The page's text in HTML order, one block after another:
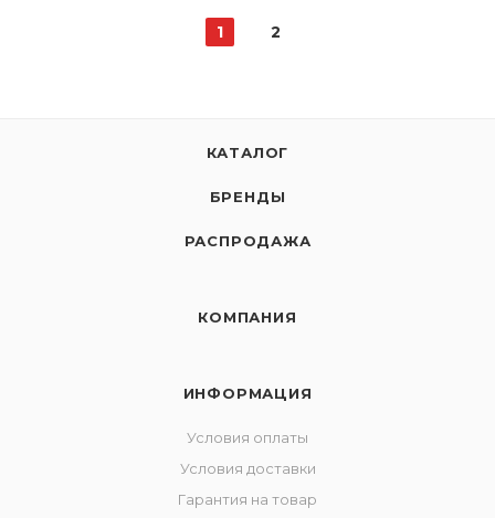
1 2
КАТАЛОГ
БРЕНДЫ
РАСПРОДАЖА
КОМПАНИЯ
ИНФОРМАЦИЯ
Условия оплаты
Условия доставки
Гарантия на товар